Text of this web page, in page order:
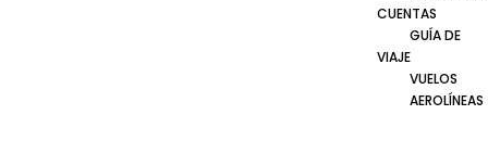
CUENTAS
GUÍA DE
VIAJE
VUELOS
AEROLÍNEAS